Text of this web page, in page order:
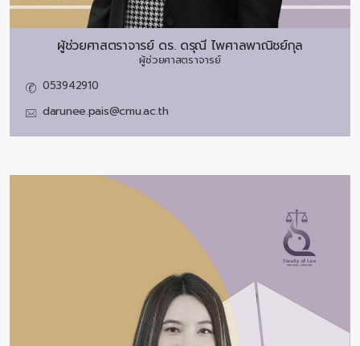
ผู้ช่วยศาสตราจารย์ ดร. ดรุณี ไพศาลพาณิชย์กุล
ผู้ช่วยศาสตราจารย์
053942910
darunee.pais@cmu.ac.th